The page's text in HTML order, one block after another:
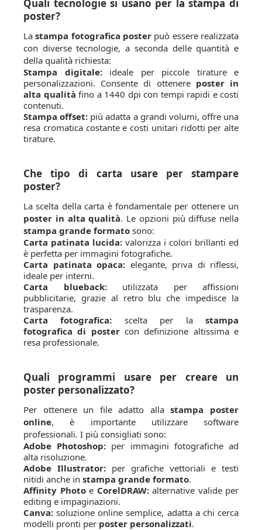
Quali tecnologie si usano per la stampa di
poster?
Lastampa fotografica poster può essere realizzata
con diverse tecnologie, a seconda delle quantità e
della qualità richiesta:
Stampa digitale:ideale per piccole tirature e
personalizzazioni. Consente di ottenere poster in
alta qualità fino a 1440 dpi con tempi rapidi e costi
contenuti.
Stampa offset: più adatta a grandi volumi, offre una
resa cromatica costante e costi unitari ridotti per alte
tirature.
Che tipo di carta usare per stampare
poster?
La scelta della carta è fondamentale per ottenere un
poster in alta qualità. Le opzioni più diffuse nella
stampa grande formato sono:
Carta patinata lucida: valorizza i colori brillanti ed
è perfetta per immagini fotografiche.
Carta patinata opaca: elegante, priva di riflessi,
ideale per interni.
Carta blueback:utilizzata per affissioni
pubblicitarie, grazie al retro blu che impedisce la
trasparenza.
Carta fotografica: scelta per lastampa
fotografica di postercon definizione altissima e
resa professionale.
Quali programmi usare per creare un
poster personalizzato?
Per ottenere un file adatto allastampa poster
online, è importante utilizzare software
professionali. I più consigliati sono:
Adobe Photoshop: per immagini fotografiche ad
alta risoluzione.
Adobe Illustrator: per grafiche vettoriali e testi
nitidi anche in stampa grande formato.
Affinity Photoe CorelDRAW:alternative valide per
editing e impaginazioni.
Canva: soluzione online semplice, adatta a chi cerca
modelli pronti per poster personalizzati.